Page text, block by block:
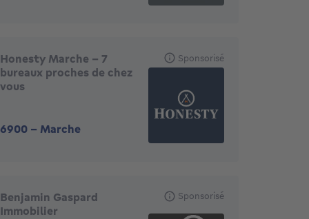
Honesty Marche - 7
bureaux proches de chez
vous
6900 - Marche
Sponsorisé
Benjamin Gaspard
Immobilier
Sponsorisé